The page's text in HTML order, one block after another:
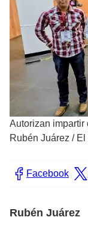
Autorizan impartir
Rubén Juárez /
Facebook
Rubén Juárez